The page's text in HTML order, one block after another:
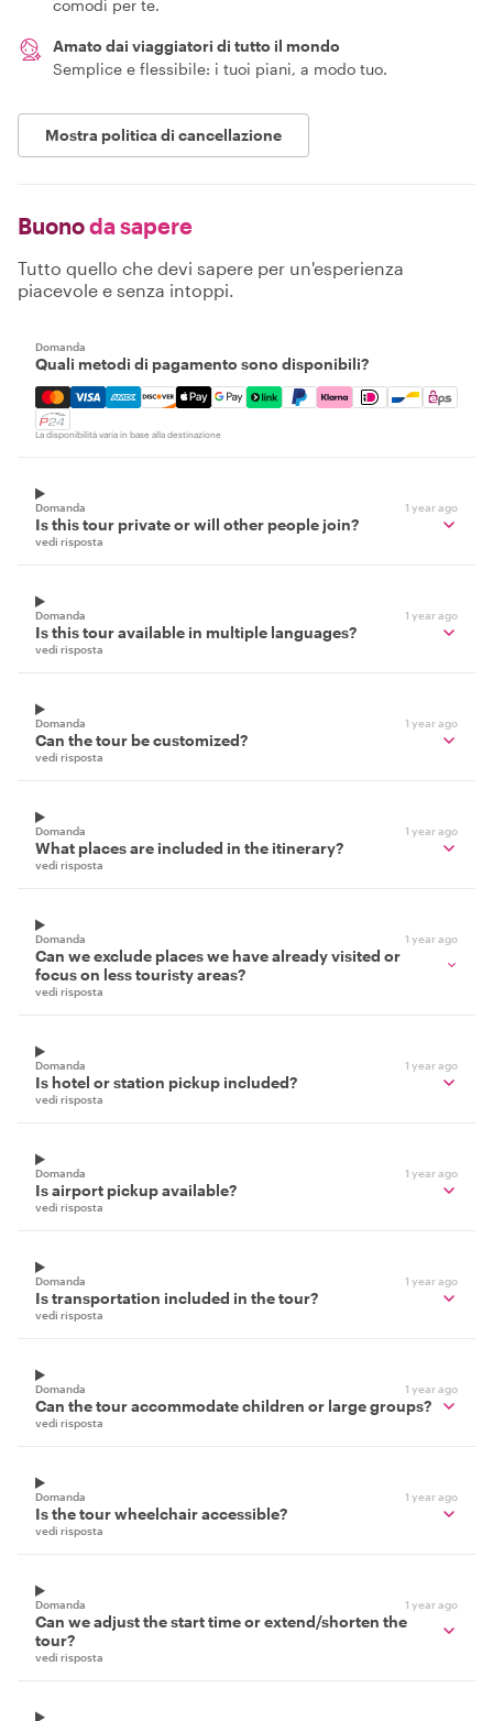
comodi per te.
Amato dai viaggiatori di tutto il mondo
Semplice e flessibile: i tuoi piani, a modo tuo.
Mostra politica di cancellazione
Buonoda sapere
Tutto quello che devi sapere per un'esperienza
piacevole e senza intoppi.
Domanda
Quali metodi di pagamento sono disponibili?
Mastercard, Visa, Amex, Discover, Apple Pay, Google
La disponibilità varia in base alla destinazione
Domanda 1 year ago
Is this tour private or will other people join?
vedi risposta
Domanda 1 year ago
Is this tour available in multiple languages?
vedi risposta
Domanda 1 year ago
Can the tour be customized?
vedi risposta
Domanda 1 year ago
What places are included in the itinerary?
vedi risposta
Domanda 1 year ago
Can we exclude places we have already visited or
focus on less touristy areas?
vedi risposta
Domanda 1 year ago
Is hotel or station pickup included?
vedi risposta
Domanda 1 year ago
Is airport pickup available?
vedi risposta
Domanda 1 year ago
Is transportation included in the tour?
vedi risposta
Domanda 1 year ago
Can the tour accommodate children or large groups?
vedi risposta
Domanda 1 year ago
Is the tour wheelchair accessible?
vedi risposta
Domanda 1 year ago
Can we adjust the start time or extend/shorten the
tour?
vedi risposta